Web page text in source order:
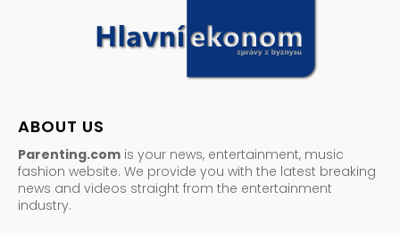
ABOUT US
Parenting.com is your news, entertainment, music
fashion website. We provide you with the latest breaking
news and videos straight from the entertainment
industry.